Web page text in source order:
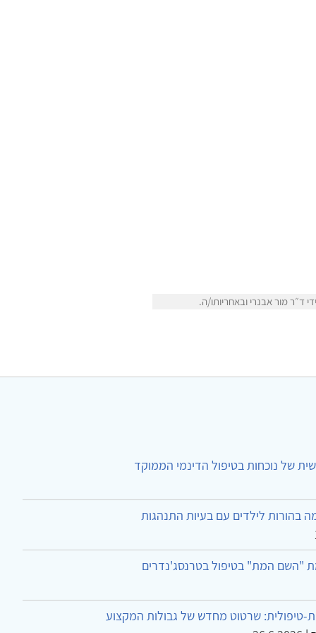
ד״ר מור אבנרי ובאחריותו/ה.
של נוכחות בטיפול הדינמי הממוקד
בהורות לילדים עם בעיות התנהגות
"השם המת" בטיפול בטרנסג'נדרים
טיפולית: שרטוט מחדש של גבולות המקצוע